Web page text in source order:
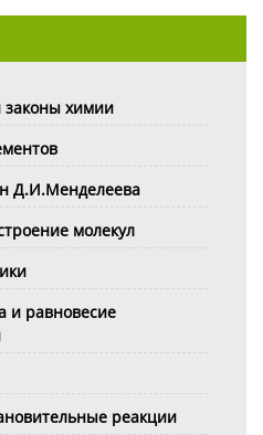
химии
Д.И.Менделеева
молекул
и равновесие
реакции